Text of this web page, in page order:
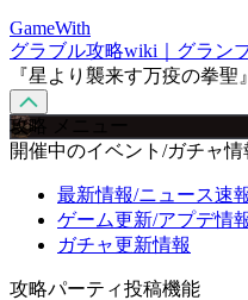
GameWith
グラブル攻略wiki｜グラン
『星より襲来す万疫の拳
攻略 メニュー
開催中のイベント/ガチャ情
最新情報/ニュース速
ゲーム更新/アプデ情
ガチャ更新情報
攻略パーティ投稿機能